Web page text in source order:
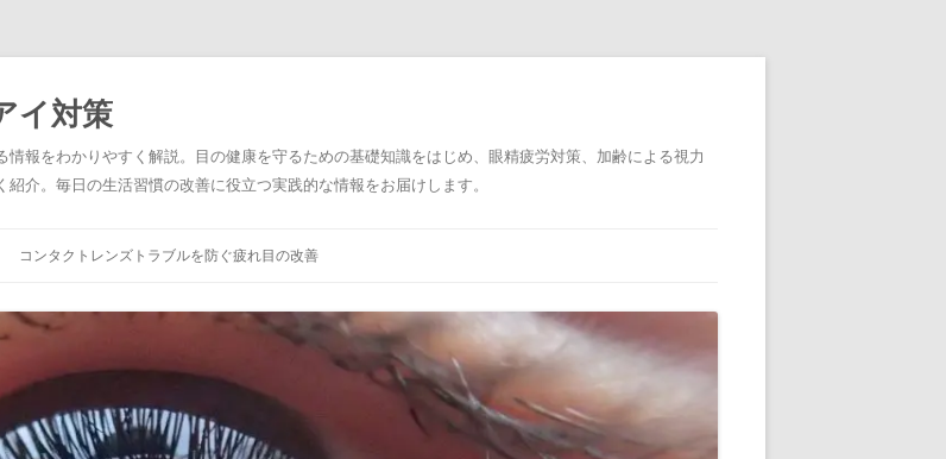
イ対策
報をわかりやすく解説。目の健康を守るための基礎知識をはじめ、眼精疲労対策、加齢による視力
介。毎日の生活習慣の改善に役立つ実践的な情報をお届けします。
コンタクトレンズトラブルを防ぐ疲れ目の改善